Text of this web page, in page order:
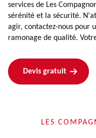
services de Les
sérénité et la sécurité.
agir, contactez-nous pour
ramonage de qualité.
Devis gratuit
LES